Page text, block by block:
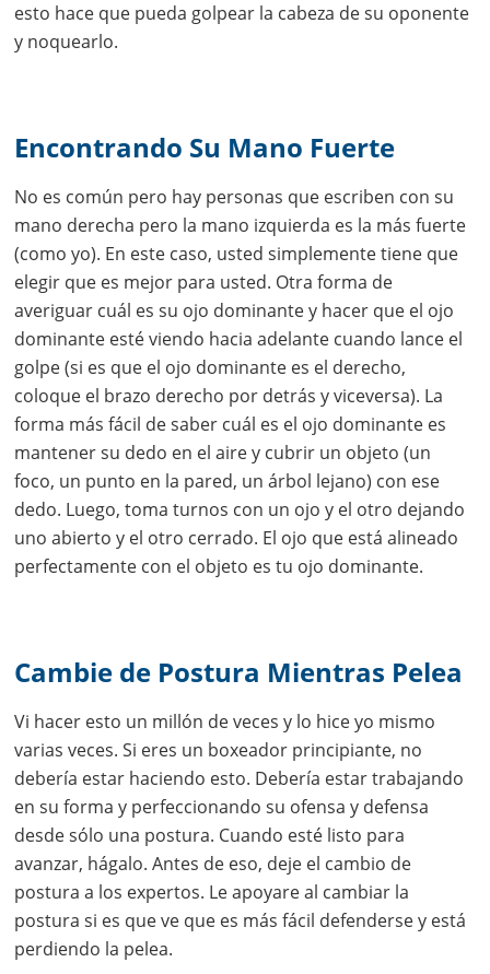
esto hace que pueda golpear la cabeza de su oponente
y noquearlo.
Encontrando Su Mano Fuerte
No es común pero hay personas que escriben con su
mano derecha pero la mano izquierda es la más fuerte
(como yo). En este caso, usted simplemente tiene que
elegir que es mejor para usted. Otra forma de
averiguar cuál es su ojo dominante y hacer que el ojo
dominante esté viendo hacia adelante cuando lance el
golpe (si es que el ojo dominante es el derecho,
coloque el brazo derecho por detrás y viceversa). La
forma más fácil de saber cuál es el ojo dominante es
mantener su dedo en el aire y cubrir un objeto (un
foco, un punto en la pared, un árbol lejano) con ese
dedo. Luego, toma turnos con un ojo y el otro dejando
uno abierto y el otro cerrado. El ojo que está alineado
perfectamente con el objeto es tu ojo dominante.
Cambie de Postura Mientras Pelea
Vi hacer esto un millón de veces y lo hice yo mismo
varias veces. Si eres un boxeador principiante, no
debería estar haciendo esto. Debería estar trabajando
en su forma y perfeccionando su ofensa y defensa
desde sólo una postura. Cuando esté listo para
avanzar, hágalo. Antes de eso, deje el cambio de
postura a los expertos. Le apoyare al cambiar la
postura si es que ve que es más fácil defenderse y está
perdiendo la pelea.